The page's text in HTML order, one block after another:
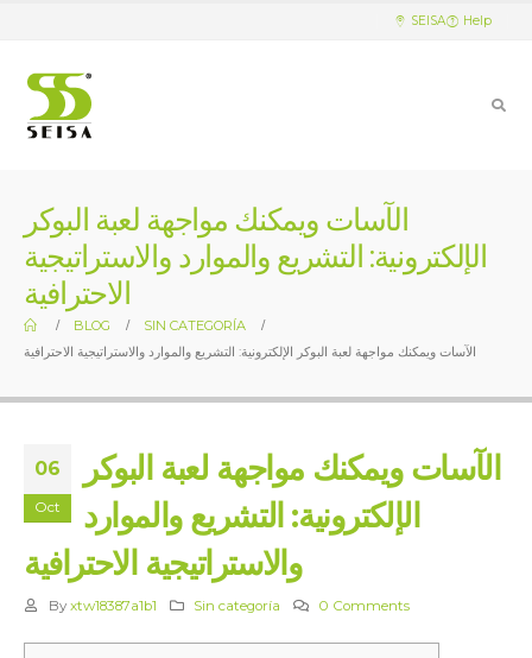
SEISA Help
الآسات ويمكنك مواجهة لعبة البوكر
الإلكترونية: التشريع والموارد والاستراتيجية
الاحترافية
BLOG
SIN CATEGORÍA
الآسات ويمكنك مواجهة لعبة البوكر الإلكترونية: التشريع والموارد والاستراتيجية الاحترافية
06
Oct
الآسات ويمكنك مواجهة لعبة البوكر
الإلكترونية: التشريع والموارد
والاستراتيجية الاحترافية
By xtw18387a1b1 Sin categoría 0 Comments